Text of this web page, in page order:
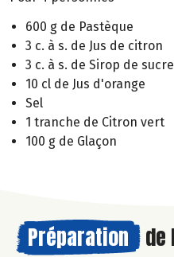
600 g de Pastèque
3 c. à s. de Jus de citron
3 c. à s. de Sirop de
10 cl de Jus d'orange
Sel
1 tranche de Citron vert
100 g de Glaçon
Préparation de